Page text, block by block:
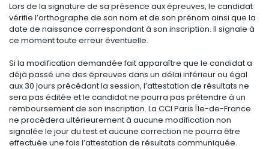
Lors de la signature de sa présence aux épreuves, le candidat
vérifie l’orthographe de son nom et de son prénom ainsi que la
date de naissance correspondant à son inscription. Il signale à
ce moment toute erreur éventuelle.
Si la modification demandée fait apparaître que le candidat a
déjà passé une des épreuves dans un délai inférieur ou égal
aux 30 jours précédant la session, l’attestation de résultats ne
sera pas éditée et le candidat ne pourra pas prétendre à un
remboursement de son inscription. La CCI Paris Île-de-France
ne procèdera ultérieurement à aucune modification non
signalée le jour du test et aucune correction ne pourra être
effectuée une fois l’attestation de résultats communiquée.